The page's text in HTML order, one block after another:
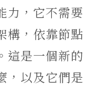
力，它不需要
構，依靠節點
這是一個新的
，以及它們是